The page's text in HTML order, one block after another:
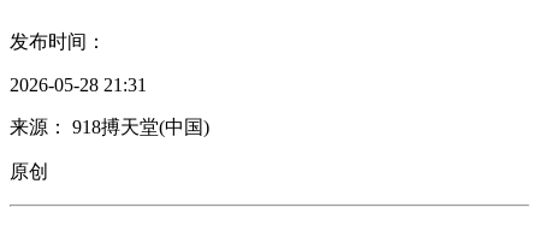
发布时间：
2026-05-28 21:31
来源： 918搏天堂(中国)
原创